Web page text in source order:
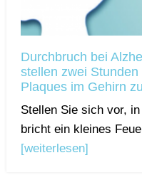
Durchbruch bei
stellen zwei
Plaques im Gehirn
Stellen Sie sich vor,
bricht ein kleines
[weiterlesen]